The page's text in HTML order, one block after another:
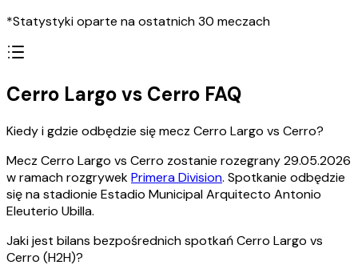
*Statystyki oparte na ostatnich 30 meczach
Cerro Largo vs Cerro FAQ
Kiedy i gdzie odbędzie się mecz Cerro Largo vs Cerro?
Mecz Cerro Largo vs Cerro zostanie rozegrany 29.05.2026
w ramach rozgrywekPrimera Division. Spotkanie odbędzie
się na stadionie Estadio Municipal Arquitecto Antonio
Eleuterio Ubilla.
Jaki jest bilans bezpośrednich spotkań Cerro Largo vs
Cerro (H2H)?